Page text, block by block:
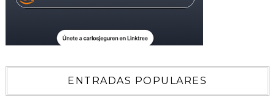
ENTRADAS POPULARES